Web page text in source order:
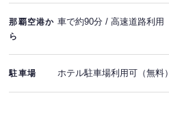
那覇空港か
ら
車で約90分 / 高速道路利用
駐車場 ホテル駐車場利用可（無料）